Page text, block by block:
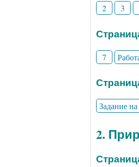
2 3
7
Задание
2.